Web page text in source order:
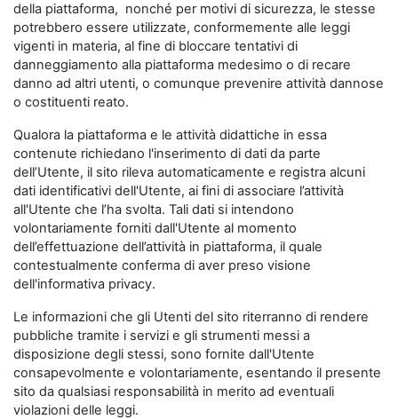
della piattaforma, nonché per motivi di sicurezza, le stesse
potrebbero essere utilizzate, conformemente alle leggi
vigenti in materia, al fine di bloccare tentativi di
danneggiamento alla piattaforma medesimo o di recare
danno ad altri utenti, o comunque prevenire attività dannose
o costituenti reato.
Qualora la piattaforma e le attività didattiche in essa
contenute richiedano l'inserimento di dati da parte
dell’Utente, il sito rileva automaticamente e registra alcuni
dati identificativi dell'Utente, ai fini di associare l’attività
all'Utente che l’ha svolta. Tali dati si intendono
volontariamente forniti dall'Utente al momento
dell’effettuazione dell’attività in piattaforma, il quale
contestualmente conferma di aver preso visione
dell'informativa privacy.
Le informazioni che gli Utenti del sito riterranno di rendere
pubbliche tramite i servizi e gli strumenti messi a
disposizione degli stessi, sono fornite dall'Utente
consapevolmente e volontariamente, esentando il presente
sito da qualsiasi responsabilità in merito ad eventuali
violazioni delle leggi.